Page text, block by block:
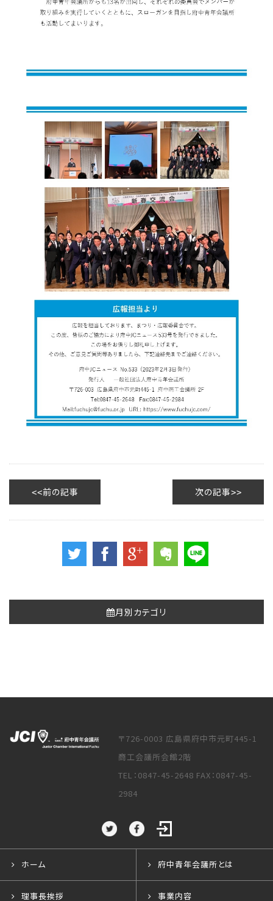
前の記事 次の記事
月別カテゴリ
〒726-0003 広島県府中市元町445-1
商工会議所会館2階
TEL：0847-45-2648 FAX：0847-45-
2984
ホーム 府中青年会議所とは
理事長挨拶 事業内容